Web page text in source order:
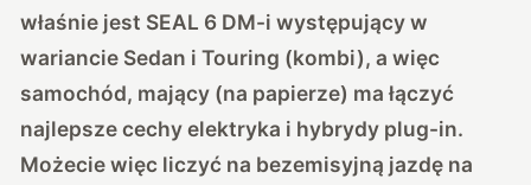
właśnie jest SEAL 6 DM-i występujący w
wariancie Sedan i Touring (kombi), a więc
samochód, mający (na papierze) ma łączyć
najlepsze cechy elektryka i hybrydy plug-in.
Możecie więc liczyć na bezemisyjną jazdę na